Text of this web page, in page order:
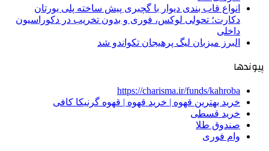
انواع قاب بندی دیوار با گچبری پیش ساخته پلی یورتان
دکارت؛ تحولی لوکس، فوری و بدون تخریب در دکوراسیون
داخلی
البرز میزبان لیگ پرهیجان تکواندو شد
پیوندها
https://charisma.ir/funds/kahroba
خرید بهترین قهوه | خرید قهوه | قهوه گرنیکا کافی
خرید قسطی
صندوق طلا
وام فوری